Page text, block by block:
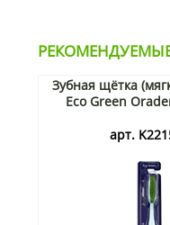
Зубная щётка
Eco Green
арт.